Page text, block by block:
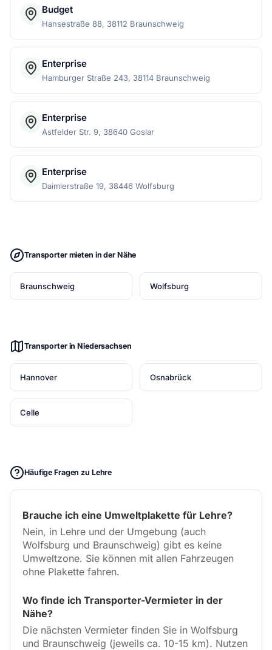
Budget
Hansestraße 88, 38112 Braunschweig
Enterprise
Hamburger Straße 243, 38114 Braunschweig
Enterprise
Astfelder Str. 9, 38640 Goslar
Enterprise
Daimlerstraße 19, 38446 Wolfsburg
Transporter mieten in der Nähe
Braunschweig Wolfsburg
Transporter in Niedersachsen
Hannover Osnabrück
Celle
Häufige Fragen zu Lehre
Brauche ich eine Umweltplakette für Lehre?
Nein, in Lehre und der Umgebung (auch
Wolfsburg und Braunschweig) gibt es keine
Umweltzone. Sie können mit allen Fahrzeugen
ohne Plakette fahren.
Wo finde ich Transporter-Vermieter in der
Nähe?
Die nächsten Vermieter finden Sie in Wolfsburg
und Braunschweig (jeweils ca. 10-15 km). Nutzen